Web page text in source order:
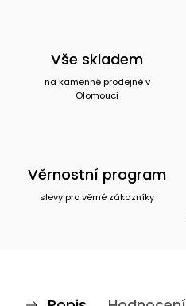
Vše skladem
na kamenné prodejně v
Olomouci
Věrnostní program
slevy pro věrné zákazníky